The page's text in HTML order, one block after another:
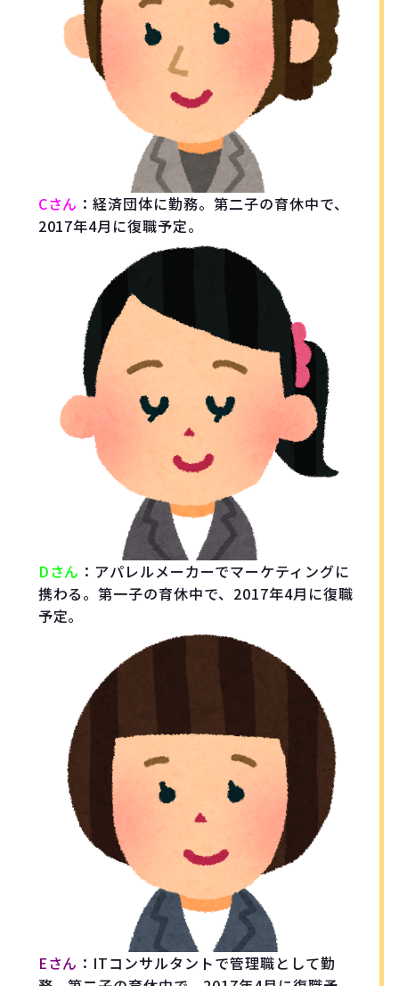
Cさん ：経済団体に勤務。第二子の育休中で、
2017年4月に復職予定。
Dさん ：アパレルメーカーでマーケティングに
携わる。第一子の育休中で、2017年4月に復職
予定。
Eさん ：ITコンサルタントで管理職として勤